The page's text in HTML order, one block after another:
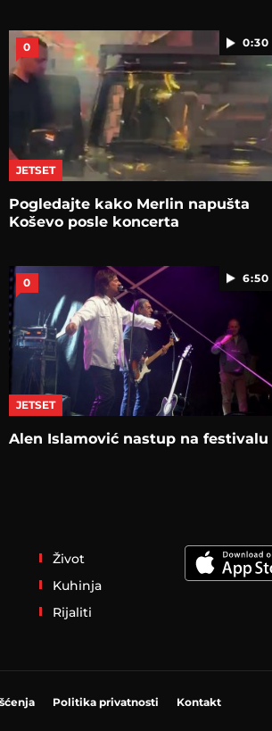
0:30
0
JETSET
Pogledajte kako Merlin napušta
Koševo posle koncerta
6:50
0
JETSET
Alen Islamović nastup na festivalu
Život
Kuhinja
Rijaliti
Politika privatnosti Kontakt